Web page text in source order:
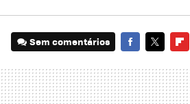
Sem comentários